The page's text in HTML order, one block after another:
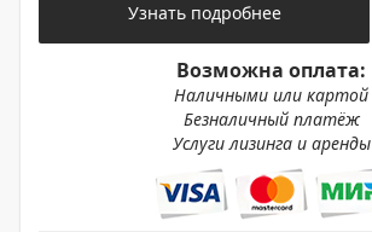
Узнать подробнее
Возможна оплата:
Наличными или картой
Безналичный платёж
Услуги лизинга и аренды